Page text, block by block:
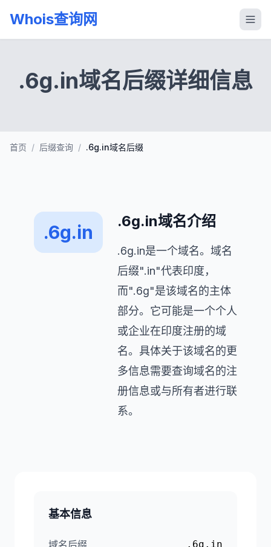
Whois查询网
.6g.in域名后缀详细信息
首页 / 后缀查询 / .6g.in域名后缀
.6g.in
.6g.in域名介绍
.6g.in是一个域名。域名
后缀".in"代表印度，
而".6g"是该域名的主体
部分。它可能是一个个人
或企业在印度注册的域
名。具体关于该域名的更
多信息需要查询域名的注
册信息或与所有者进行联
系。
基本信息
域名后缀 .6g.in